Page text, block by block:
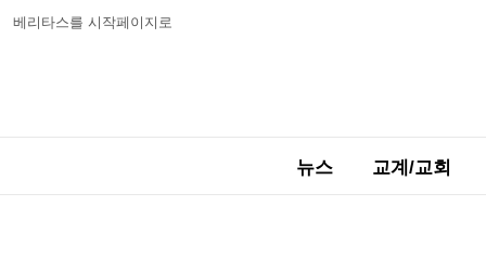
베리타스를 시작페이지로
뉴스 교계/교회